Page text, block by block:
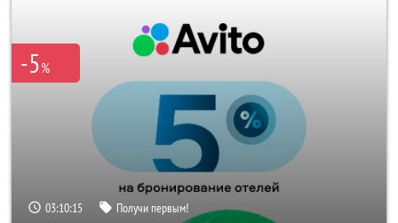
-5%
03:10:15 Получи первым!